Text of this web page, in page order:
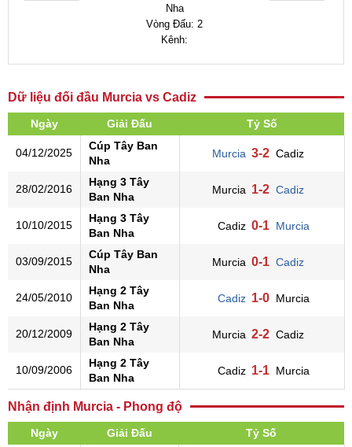
Nha
Vòng Đấu: 2
Kênh:
Dữ liệu đối đầu Murcia vs Cadiz
Ngày Giải Đấu Tỷ Số
04/12/2025
Cúp Tây Ban
Nha
Murcia 3-2 Cadiz
28/02/2016
Hạng 3 Tây
Ban Nha
Murcia 1-2 Cadiz
10/10/2015
Hạng 3 Tây
Ban Nha
Cadiz 0-1 Murcia
03/09/2015
Cúp Tây Ban
Nha
Murcia 0-1 Cadiz
24/05/2010
Hạng 2 Tây
Ban Nha
Cadiz 1-0 Murcia
20/12/2009
Hạng 2 Tây
Ban Nha
Murcia 2-2 Cadiz
10/09/2006
Hạng 2 Tây
Ban Nha
Cadiz 1-1 Murcia
Nhận định Murcia - Phong độ
Ngày Giải Đấu Tỷ Số